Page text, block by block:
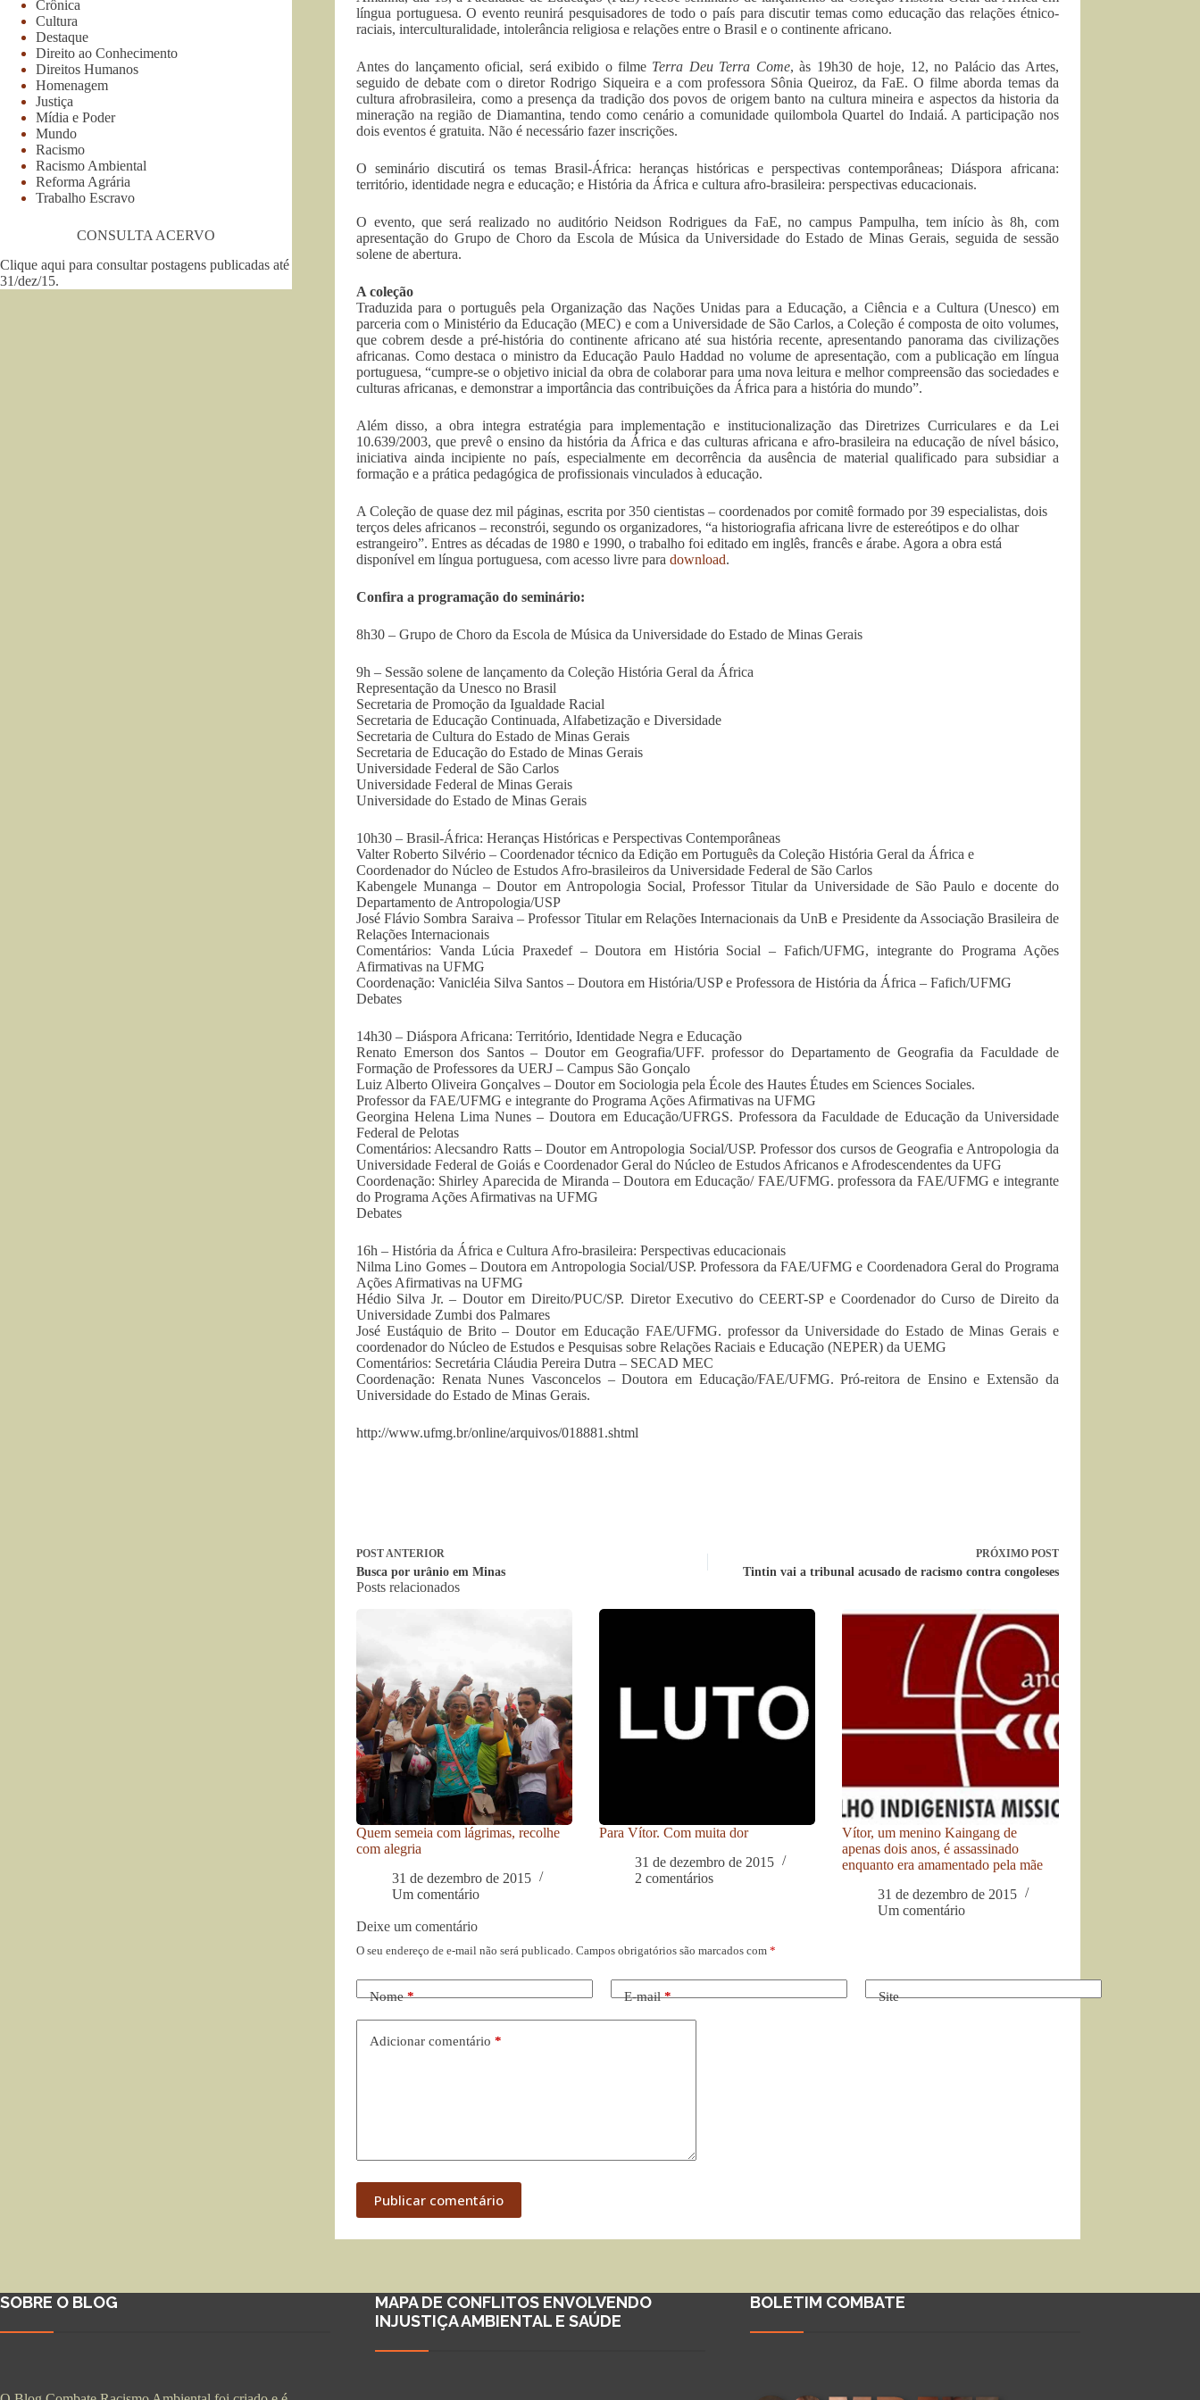
língua portuguesa. O evento reunirá pesquisadores de todo o país para discutir temas como educação das relações étnico-
raciais, interculturalidade, intolerância religiosa e relações entre o Brasil e o continente africano.
Antes do lançamento oficial, será exibido o filme Terra Deu Terra Come, às 19h30 de hoje, 12, no Palácio das Artes,
seguido de debate com o diretor Rodrigo Siqueira e a com professora Sônia Queiroz, da FaE. O filme aborda temas da
cultura afrobrasileira, como a presença da tradição dos povos de origem banto na cultura mineira e aspectos da historia da
mineração na região de Diamantina, tendo como cenário a comunidade quilombola Quartel do Indaiá. A participação nos
dois eventos é gratuita. Não é necessário fazer inscrições.
O seminário discutirá os temas Brasil-África: heranças históricas e perspectivas contemporâneas; Diáspora africana:
território, identidade negra e educação; e História da África e cultura afro-brasileira: perspectivas educacionais.
O evento, que será realizado no auditório Neidson Rodrigues da FaE, no campus Pampulha, tem início às 8h, com
apresentação do Grupo de Choro da Escola de Música da Universidade do Estado de Minas Gerais, seguida de sessão
solene de abertura.
A coleção
Traduzida para o português pela Organização das Nações Unidas para a Educação, a Ciência e a Cultura (Unesco) em
parceria com o Ministério da Educação (MEC) e com a Universidade de São Carlos, a Coleção é composta de oito volumes,
que cobrem desde a pré-história do continente africano até sua história recente, apresentando panorama das civilizações
africanas. Como destaca o ministro da Educação Paulo Haddad no volume de apresentação, com a publicação em língua
portuguesa, “cumpre-se o objetivo inicial da obra de colaborar para uma nova leitura e melhor compreensão das sociedades e
culturas africanas, e demonstrar a importância das contribuições da África para a história do mundo”.
Além disso, a obra integra estratégia para implementação e institucionalização das Diretrizes Curriculares e da Lei
10.639/2003, que prevê o ensino da história da África e das culturas africana e afro-brasileira na educação de nível básico,
iniciativa ainda incipiente no país, especialmente em decorrência da ausência de material qualificado para subsidiar a
formação e a prática pedagógica de profissionais vinculados à educação.
A Coleção de quase dez mil páginas, escrita por 350 cientistas – coordenados por comitê formado por 39 especialistas, dois
terços deles africanos – reconstrói, segundo os organizadores, “a historiografia africana livre de estereótipos e do olhar
estrangeiro”. Entres as décadas de 1980 e 1990, o trabalho foi editado em inglês, francês e árabe. Agora a obra está
disponível em língua portuguesa, com acesso livre para download.
Confira a programação do seminário:
8h30 – Grupo de Choro da Escola de Música da Universidade do Estado de Minas Gerais
9h – Sessão solene de lançamento da Coleção História Geral da África
Representação da Unesco no Brasil
Secretaria de Promoção da Igualdade Racial
Secretaria de Educação Continuada, Alfabetização e Diversidade
Secretaria de Cultura do Estado de Minas Gerais
Secretaria de Educação do Estado de Minas Gerais
Universidade Federal de São Carlos
Universidade Federal de Minas Gerais
Universidade do Estado de Minas Gerais
10h30 – Brasil-África: Heranças Históricas e Perspectivas Contemporâneas
Valter Roberto Silvério – Coordenador técnico da Edição em Português da Coleção História Geral da África e
Coordenador do Núcleo de Estudos Afro-brasileiros da Universidade Federal de São Carlos
Kabengele Munanga – Doutor em Antropologia Social, Professor Titular da Universidade de São Paulo e docente do
Departamento de Antropologia/USP
José Flávio Sombra Saraiva – Professor Titular em Relações Internacionais da UnB e Presidente da Associação Brasileira de
Relações Internacionais
Comentários: Vanda Lúcia Praxedef – Doutora em História Social – Fafich/UFMG, integrante do Programa Ações
Afirmativas na UFMG
Coordenação: Vanicléia Silva Santos – Doutora em História/USP e Professora de História da África – Fafich/UFMG
Debates
14h30 – Diáspora Africana: Território, Identidade Negra e Educação
Renato Emerson dos Santos – Doutor em Geografia/UFF. professor do Departamento de Geografia da Faculdade de
Formação de Professores da UERJ – Campus São Gonçalo
Luiz Alberto Oliveira Gonçalves – Doutor em Sociologia pela École des Hautes Études em Sciences Sociales.
Professor da FAE/UFMG e integrante do Programa Ações Afirmativas na UFMG
Georgina Helena Lima Nunes – Doutora em Educação/UFRGS. Professora da Faculdade de Educação da Universidade
Federal de Pelotas
Comentários: Alecsandro Ratts – Doutor em Antropologia Social/USP. Professor dos cursos de Geografia e Antropologia da
Universidade Federal de Goiás e Coordenador Geral do Núcleo de Estudos Africanos e Afrodescendentes da UFG
Coordenação: Shirley Aparecida de Miranda – Doutora em Educação/ FAE/UFMG. professora da FAE/UFMG e integrante
do Programa Ações Afirmativas na UFMG
Debates
16h – História da África e Cultura Afro-brasileira: Perspectivas educacionais
Nilma Lino Gomes – Doutora em Antropologia Social/USP. Professora da FAE/UFMG e Coordenadora Geral do Programa
Ações Afirmativas na UFMG
Hédio Silva Jr. – Doutor em Direito/PUC/SP. Diretor Executivo do CEERT-SP e Coordenador do Curso de Direito da
Universidade Zumbi dos Palmares
José Eustáquio de Brito – Doutor em Educação FAE/UFMG. professor da Universidade do Estado de Minas Gerais e
coordenador do Núcleo de Estudos e Pesquisas sobre Relações Raciais e Educação (NEPER) da UEMG
Comentários: Secretária Cláudia Pereira Dutra – SECAD MEC
Coordenação: Renata Nunes Vasconcelos – Doutora em Educação/FAE/UFMG. Pró-reitora de Ensino e Extensão da
Universidade do Estado de Minas Gerais.
http://www.ufmg.br/online/arquivos/018881.shtml
POSTANTERIOR
Busca por urânio em Minas
PRÓXIMO POST
Tintin vai a tribunal acusado de racismo contra congoleses
Posts relacionados
Quem semeia com lágrimas, recolhe
com alegria
31 de dezembro de 2015
Um comentário
Para Vítor. Com muita dor
31 de dezembro de 2015
2 comentários
Vítor, um menino Kaingang de
apenas dois anos, é assassinado
enquanto era amamentado pela mãe
31 de dezembro de 2015
Um comentário
Deixe um comentário
O seu endereço de e-mail não será publicado. Campos obrigatórios são marcados com *
Nome* E-mail* Site
Adicionar comentário *
Publicar comentário
Crônica
Cultura
Destaque
Direito ao Conhecimento
Direitos Humanos
Homenagem
Justiça
Mídia e Poder
Mundo
Racismo
Racismo Ambiental
Reforma Agrária
Trabalho Escravo
CONSULTA ACERVO
Clique aqui para consultar postagens publicadas até
31/dez/15.
SOBRE O BLOG
MAPA DE CONFLITOS ENVOLVENDO
INJUSTIÇA AMBIENTAL E SAÚDE
BOLETIM COMBATE